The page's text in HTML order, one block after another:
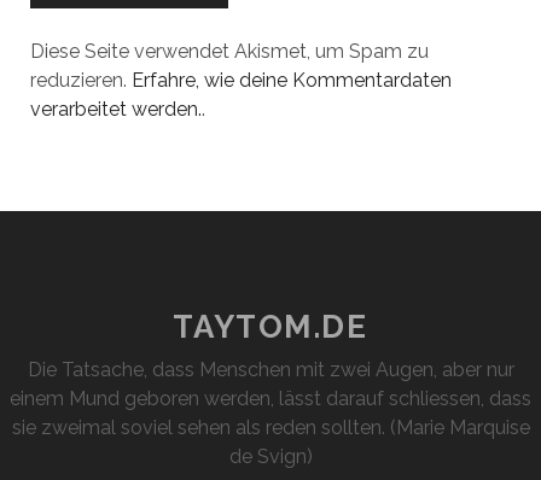
Diese Seite verwendet Akismet, um Spam zu
reduzieren. Erfahre, wie deine Kommentardaten
verarbeitet werden..
TAYTOM.DE
Die Tatsache, dass Menschen mit zwei Augen, aber nur
einem Mund geboren werden, lässt darauf schliessen, dass
sie zweimal soviel sehen als reden sollten. (Marie Marquise
de Svign)